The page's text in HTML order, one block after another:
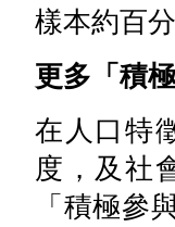
樣本約百
更多「積
在人口特
度，及社
「積極參